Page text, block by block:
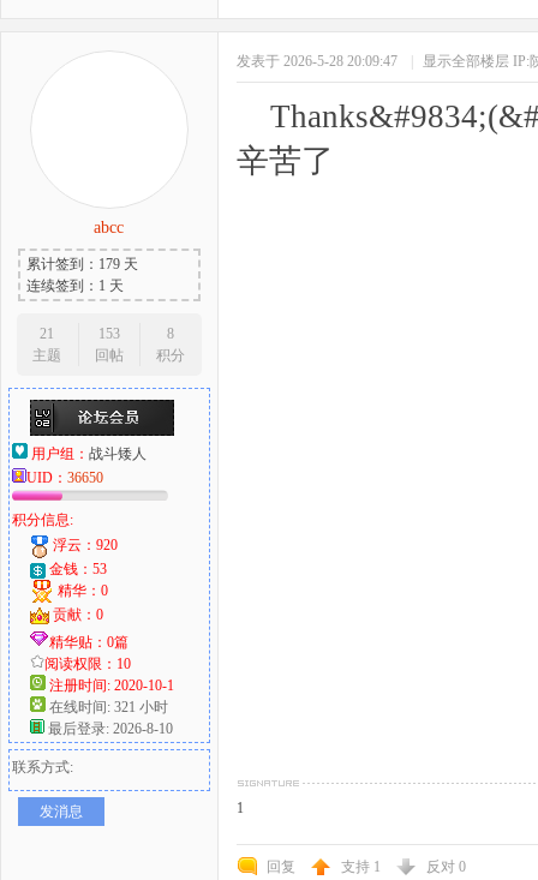
abcc
累计签到：179 天
连续签到：1 天
21
主题
153
回帖
8
积分
用户组： 战斗矮人
UID： 36650
积分信息:
浮云：920
金钱：53
精华：0
贡献：0
精华贴：0篇
阅读权限：10
注册时间: 2020-10-1
在线时间: 321 小时
最后登录: 2026-8-10
联系方式:
发消息
发表于 2026-5-28 20:09:47 显示全部楼层 IP:
辛苦了
1
回复 支持 1 反对 0